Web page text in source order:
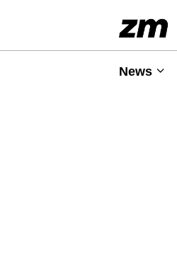
News